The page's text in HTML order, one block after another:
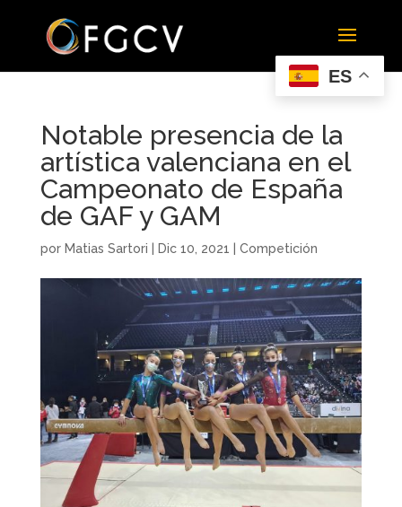
Notable presencia de la
artística valenciana en el
Campeonato de España
de GAF y GAM
por Matias Sartori Dic 10, 2021 Competición
ES